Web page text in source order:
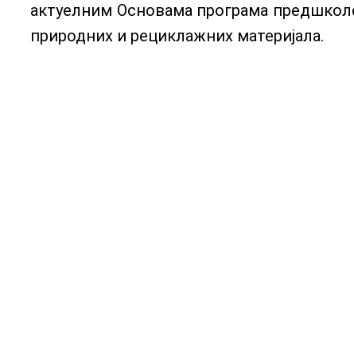
актуелним Основама програма
природних и рециклажних материјала.